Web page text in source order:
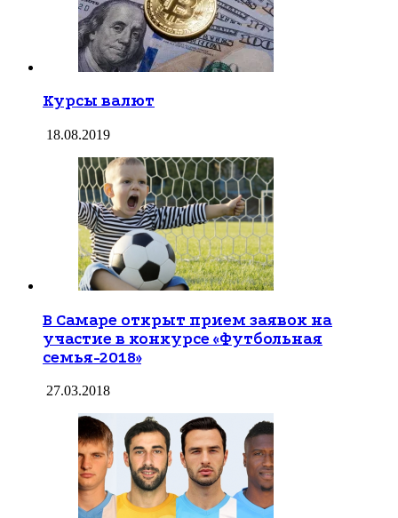
Курсы валют
18.08.2019
В Самаре открыт прием заявок на
участие в конкурсе «Футбольная
семья-2018»
27.03.2018